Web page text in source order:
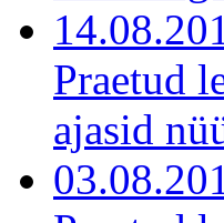
Praetud
ajasid